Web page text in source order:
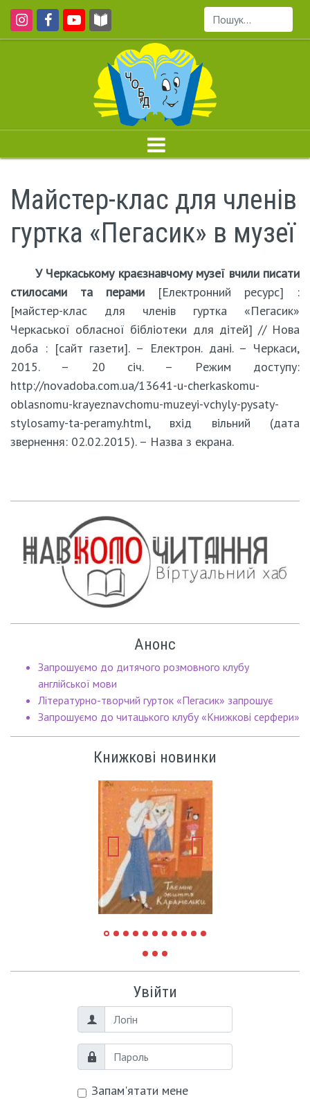
Пошук...
Майстер-клас для членів
гуртка «Пегасик» в музеї
У Черкаському краєзнавчому музеї вчили писати
стилосами та перами [Електронний ресурс] :
[майстер-клас для членів гуртка «Пегасик»
Черкаської обласної бібліотеки для дітей] // Нова
доба : [сайт газети]. – Електрон. дані. – Черкаси,
2015. – 20 січ. – Pежим доступу:
http://novadoba.com.ua/13641-u-cherkaskomu-
oblasnomu-krayeznavchomu-muzeyi-vchyly-pysaty-
stylosamy-ta-peramy.html, вхід вільний (дата
звернення: 02.02.2015). – Назва з екрана.
Анонс
Запрошуємо до дитячого розмовного клубу
англійської мови
Літературно-творчий гурток «Пегасик» запрошує
Запрошуємо до читацького клубу «Книжкові серфери»
Книжкові новинки
Увійти
Логін
Пароль
Запам'ятати мене